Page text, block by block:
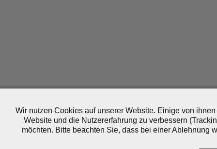
Wir nutzen Cookies auf unserer Website. Einige von
Website und die Nutzererfahrung zu verbessern
möchten. Bitte beachten Sie, dass bei einer Ablehnung